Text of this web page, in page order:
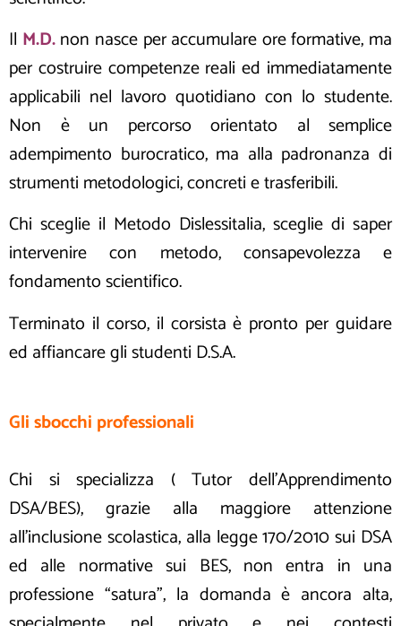
Il M.D.non nasce per accumulare ore formative, ma
per costruire competenze reali ed immediatamente
applicabili nel lavoro quotidiano con lo studente.
Non è un percorso orientato al semplice
adempimento burocratico, ma alla padronanza di
strumenti metodologici, concreti e trasferibili.
Chi sceglie il Metodo Dislessitalia, sceglie di saper
intervenire con metodo, consapevolezza e
fondamento scientifico.
Terminato il corso, il corsista è pronto per guidare
ed affiancare gli studenti D.S.A.
Gli sbocchi professionali
Chi si specializza ( Tutor dell’Apprendimento
DSA/BES), grazie alla maggiore attenzione
all’inclusione scolastica, alla legge 170/2010 sui DSA
ed alle normative sui BES, non entra in una
professione “satura”, la domanda è ancora alta,